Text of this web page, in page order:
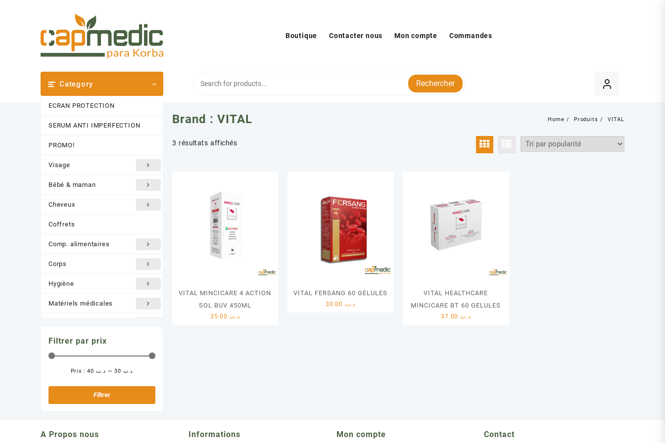
Boutique Contacter nous Mon compte Commandes
Category
ECRAN PROTECTION
SERUM ANTI IMPERFECTION
PROMO!
Visage
Bébé & maman
Cheveux
Coffrets
Comp. alimentaires
Corps
Hygiène
Matériels médicales
Orthopédie
Rechercher
Brand : VITAL Home Produits VITAL
3 résultats affichésTrié
VITAL MINCICARE 4 ACTION
SOL BUV 450ML
د.ت
VITAL FERSANG 60 GELULES
د.ت
VITAL HEALTHCARE
MINCICARE BT 60 GELULES
د.ت37.00
Filtrer par prix
Filtrer
Prix : د.ت 30 — د.ت 40
A Propos nous Informations Mon compte Contact